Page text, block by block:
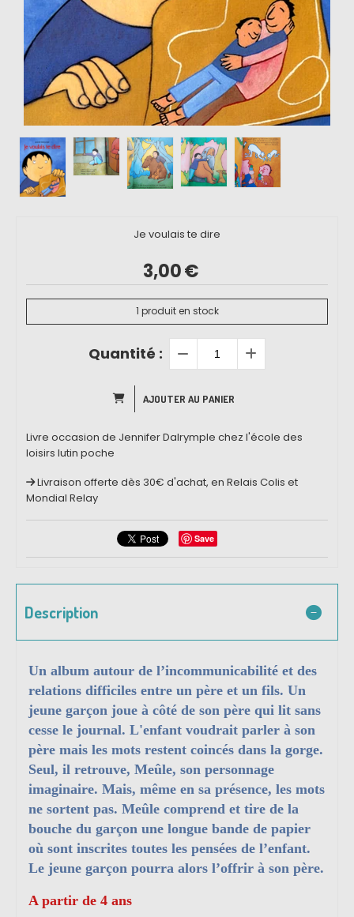
Je voulais te dire
3,00€
1 produit en stock
Quantité :
AJOUTER AU PANIER
Livre occasion de Jennifer Dalrymple chez l'école des
loisirs lutin poche
Livraison offerte dès 30€ d'achat, en Relais Colis et
Mondial Relay
Save
Description
Un album autour de l’incommunicabilité et des
relations difficiles entre un père et un fils. Un
jeune garçon joue à côté de son père qui lit sans
cesse le journal. L'enfant voudrait parler à son
père mais les mots restent coincés dans la gorge.
Seul, il retrouve, Meûle, son personnage
imaginaire. Mais, même en sa présence, les mots
ne sortent pas. Meûle comprend et tire de la
bouche du garçon une longue bande de papier
où sont inscrites toutes les pensées de l’enfant.
Le jeune garçon pourra alors l’offrir à son père.
A partir de 4 ans